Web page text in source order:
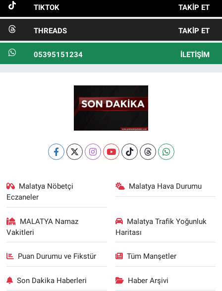
TIKTOK TAKIP ET
THREADS TAKIP ET
05395151234 İLETIŞIM
Malatya Nöbetçi
Eczaneler
Malatya Hava Durumu
MALATYA Namaz
Vakitleri
Malatya Trafik Yoğunluk
Haritası
Puan Durumu ve Fikstür Tüm Manşetler
Son Dakika Haberleri Haber Arşivi